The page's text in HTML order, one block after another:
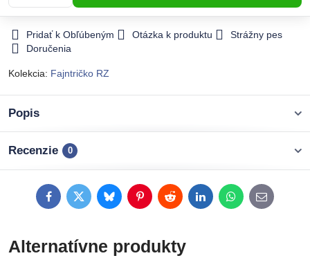
Pridať k Obľúbeným Otázka k produktu
Strážny pes
Doručenia
Kolekcia: Fajntričko RZ
Popis
Recenzie 0
FacebookTwitterBlueskyPinterestRedditLinkedInWhatsApp
E-
mail
Alternatívne produkty